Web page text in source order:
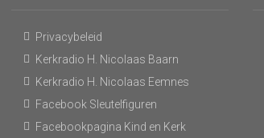
Privacybeleid
Kerkradio H. Nicolaas Baarn
Kerkradio H. Nicolaas Eemnes
Facebook Sleutelfiguren
Facebookpagina Kind en Kerk